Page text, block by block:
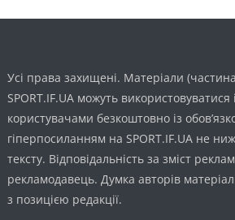
Усі права захищені. Матеріали (частина
SPORT.IF.UA можуть
користувачами безкоштовно із
гіперпосиланням на SPORT.IF.UA не
тексту. Відповідальність за зміст
рекламодавець. Думка авторів
з позицією редакції.